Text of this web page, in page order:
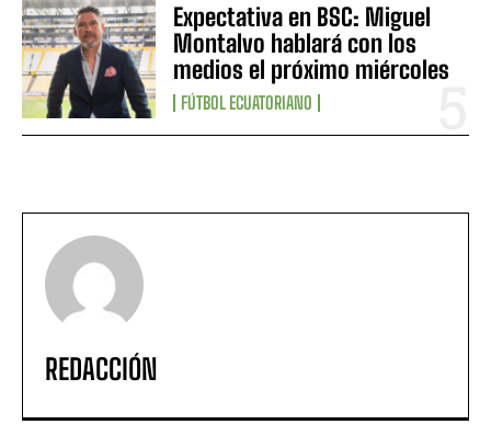
Expectativa en BSC: Miguel
Montalvo hablará con los
medios el próximo miércoles
FÚTBOL ECUATORIANO
REDACCIÓN